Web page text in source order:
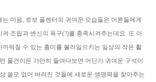
마음, 로보 플렌터의 귀여운 모습들은 어른들에게
켜 조립과 변신의 욕구(?)를 충족시켜주는데요. 또 아
까워질 수 있는 흥미를 불러일으키는 일상의 작은 활
물건이든 가만히 들여다보면 어딘가 귀여운 구석이
쓸모 없어 버려진 것들에 새로운 생명력을 찾아주는